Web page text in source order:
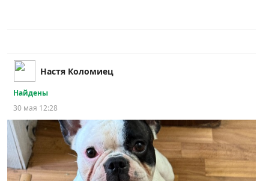
Настя Коломиец
Найдены
30 мая 12:28